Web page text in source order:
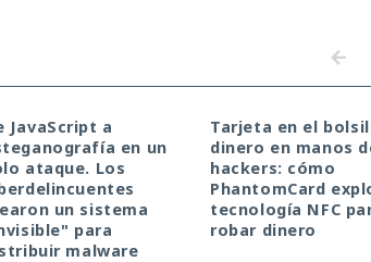
JavaScript a
en un
ataque. Los
un sistema
para
malware
Tarjeta en el
dinero en manos
hackers: cómo
PhantomCard
tecnología NFC
robar dinero